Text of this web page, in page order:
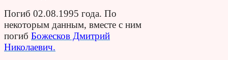
Погиб 02.08.1995 года. По
некоторым данным, вместе с ним
погиб Божесков Дмитрий
Николаевич.